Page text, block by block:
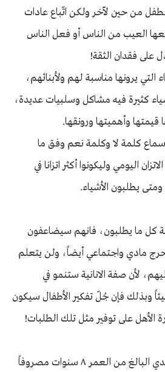
من حين لآخر ولكن اتّباع عادات
العيب من الناس أو فعل الناس
على فقدان الثقة!
يرونها مناسبة لهم ولأبنائهم،
كثيرة فيه مشاكل وسلبيات عديدة،
قيمتها وأهميتها ورونقها.
سماع كلمة لا وكلمة نعم وفق ما
اليومي وليكونوا أكثر اتزانا في
يطلبون الأشياء.
كل ما يطلبون، فانهم سيضاعفون
مادي واجتماعي أيضاً، ولن يتعلم
لأن صفة الانانية ستنمو في
وبذلك فإن جُلّ تفكير الأطفال سيكون
الأهل على توفير مثل تلك الطلبات!
الحب لا يعني أن أعطي ولدي البالغ من العمر ٨ سنوات مصروفاً